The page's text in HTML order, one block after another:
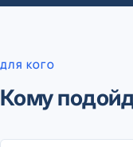
ДЛЯ КОГО
Кому